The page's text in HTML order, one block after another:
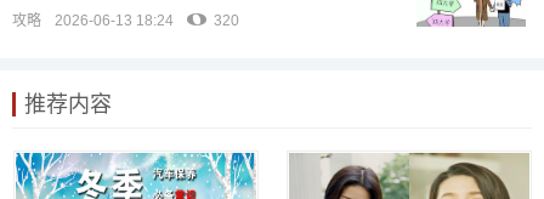
攻略 2026-06-13 18:24 320
推荐内容